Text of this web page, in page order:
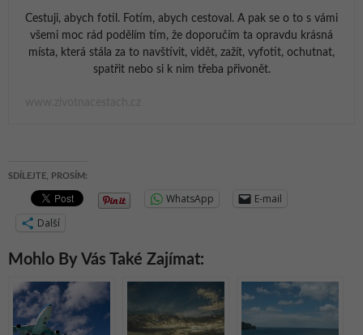
Cestuji, abych fotil. Fotím, abych cestoval. A pak se o to s vámi
všemi moc rád podělím tím, že doporučím ta opravdu krásná
místa, která stála za to navštívit, vidět, zažít, vyfotit, ochutnat,
spatřit nebo si k nim třeba přivonět.
SDÍLEJTE, PROSÍM:
WhatsApp
E-mail
Další
Mohlo By Vás Také Zajímat: